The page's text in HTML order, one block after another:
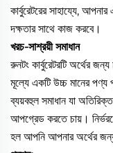
কার্বুরেটরের সাহায্যে,
দক্ষতার সাথে কাজ করবে।
খরচ-সাশ্রয়ী সমাধান
রুনটং কার্বুরেটরটি অর্থের
মূল্যে একটি উচ্চ মানের পণ্য
ব্যয়বহুল সমাধান যা
আপগ্রেড করতে চায়।
হল আপনি আপনার অর্থের